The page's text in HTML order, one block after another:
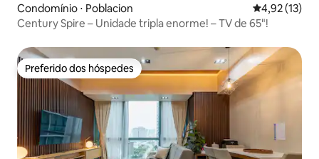
Condomínio ⋅ Poblacion 4,92 de uma
4,92 (13)
Century Spire – Unidade tripla enorme! – TV de 65"!
Preferido dos hóspedes
Preferido dos hóspedes